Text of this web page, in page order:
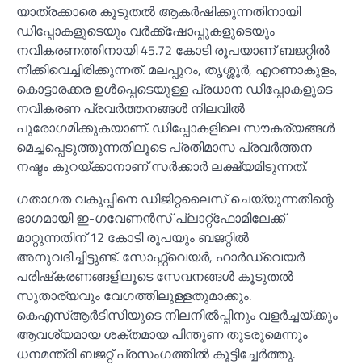
യാത്രക്കാരെ കൂടുതല്‍ ആകർഷിക്കുന്നതിനായി
ഡിപ്പോകളുടെയും വർക്ക്‌ഷോപ്പുകളുടെയും
നവീകരണത്തിനായി 45.72 കോടി രൂപയാണ് ബജറ്റില്‍
നീക്കിവെച്ചിരിക്കുന്നത്. മലപ്പുറം, തൃശ്ശൂർ, എറണാകുളം,
കൊട്ടാരക്കര ഉള്‍പ്പെടെയുള്ള പ്രധാന ഡിപ്പോകളുടെ
നവീകരണ പ്രവർത്തനങ്ങള്‍ നിലവില്‍
പുരോഗമിക്കുകയാണ്. ഡിപ്പോകളിലെ സൗകര്യങ്ങള്‍
മെച്ചപ്പെടുത്തുന്നതിലൂടെ പ്രതിമാസ പ്രവർത്തന
നഷ്ടം കുറയ്ക്കാനാണ് സർക്കാർ ലക്ഷ്യമിടുന്നത്.
ഗതാഗത വകുപ്പിനെ ഡിജിറ്റലൈസ് ചെയ്യുന്നതിന്റെ
ഭാഗമായി ഇ-ഗവേണൻസ് പ്ലാറ്റ്‌ഫോമിലേക്ക്
മാറ്റുന്നതിന് 12 കോടി രൂപയും ബജറ്റില്‍
അനുവദിച്ചിട്ടുണ്ട്. സോഫ്റ്റ്‌വെയർ, ഹാർഡ്‌വെയർ
പരിഷ്‌കരണങ്ങളിലൂടെ സേവനങ്ങള്‍ കൂടുതല്‍
സുതാര്യവും വേഗത്തിലുള്ളതുമാക്കും.
കെഎസ്‌ആർടിസിയുടെ നിലനില്‍പ്പിനും വളർച്ചയ്ക്കും
ആവശ്യമായ ശക്തമായ പിന്തുണ തുടരുമെന്നും
ധനമന്ത്രി ബജറ്റ് പ്രസംഗത്തില്‍ കൂട്ടിച്ചേർത്തു.